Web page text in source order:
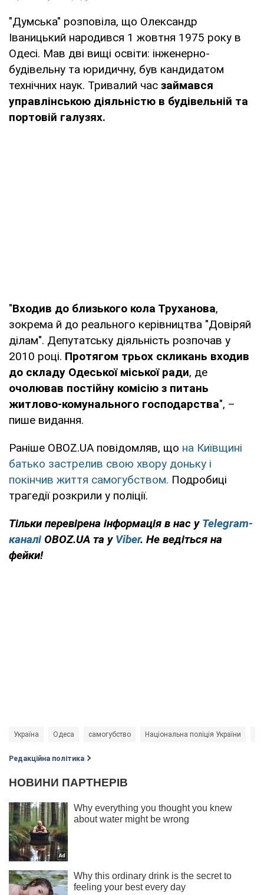
"Думська" розповіла, що Олександр
Іваницький народився 1 жовтня 1975 року в
Одесі. Мав дві вищі освіти: інженерно-
будівельну та юридичну, був кандидатом
технічних наук. Тривалий час займався
управлінською діяльністю в будівельній та
портовій галузях.
"Входив до близького кола Труханова,
зокрема й до реального керівництва "Довіряй
ділам". Депутатську діяльність розпочав у
2010 році. Протягом трьох скликань входив
до складу Одеської міської ради, де
очолював постійну комісію з питань
житлово-комунального господарства", –
пише видання.
Раніше OBOZ.UA повідомляв, що на Київщині
батько застрелив свою хвору доньку і
покінчив життя самогубством. Подробиці
трагедії розкрили у поліції.
Тільки перевірена інформація в нас у Telegram-
каналі OBOZ.UA та у Viber. Не ведіться на
фейки!
Україна Одеса самогубство Національна поліція України
Редакційна політика